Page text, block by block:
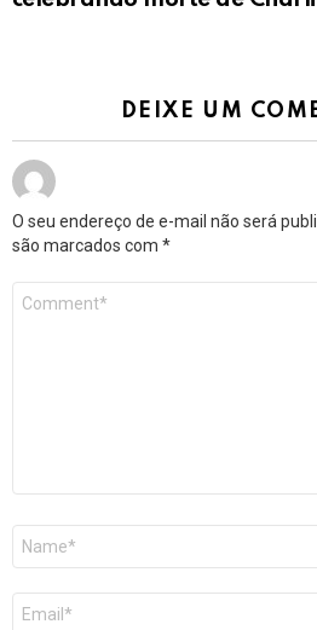
DEIXE UM
O seu endereço de e-mail não será
são marcados com *
mail